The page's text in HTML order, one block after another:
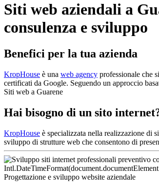
Siti web aziendali a
consulenza e sviluppo
Benefici per la tua azienda
KropHouse è una web agency professionale che
certificati da Google. Seguendo un approccio
Siti web a Guarene
Hai bisogno di un sito
KropHouse è specializzata nella realizzazione di
sviluppo di strutture web che consentono di
Progettazione e sviluppo website aziendale